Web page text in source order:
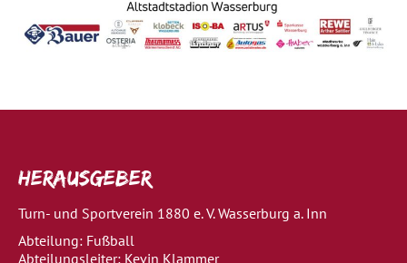
Herausgeber
Turn- und Sportverein 1880 e. V. Wasserburg a. Inn
Abteilung: Fußball
Abteilungsleiter: Kevin Klammer